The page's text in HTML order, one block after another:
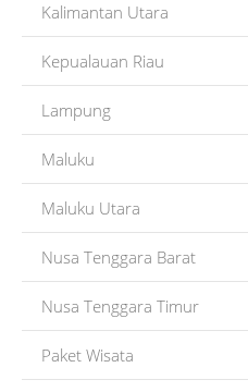
Kalimantan Utara
Kepualauan Riau
Lampung
Maluku
Maluku Utara
Nusa Tenggara Barat
Nusa Tenggara Timur
Paket Wisata